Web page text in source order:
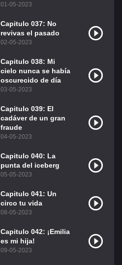
01-05-2023
Capitulo 037: No
revivas el pasado
02-05-2023
Capitulo 038: Mi
cielo nunca se había
oscurecido de día
03-05-2023
Capitulo 039: El
cadáver de un gran
fraude
04-05-2023
Capitulo 040: La
punta del iceberg
05-05-2023
Capitulo 041: Un
circo tu vida
08-05-2023
Capitulo 042: ¡Emilia
es mi hija!
09-05-2023